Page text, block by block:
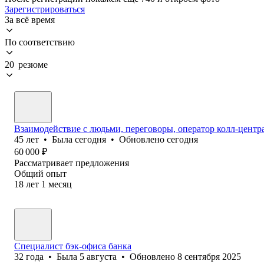
Зарегистрироваться
За всё время
По соответствию
20 резюме
Взаимодействие с людьми, переговоры, оператор колл-
45 лет • Была сегодня • Обновлено сегодня
60 000 ₽
Рассматривает предложения
Общий опыт
18 лет 1 месяц
Специалист бэк-офиса банка
32 года • Была 5 августа • Обновлено 8 сентября 2025